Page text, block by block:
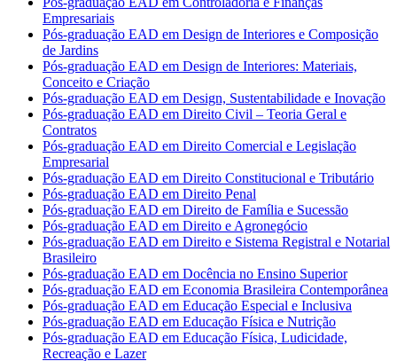
Empresariais
Pós-graduação EAD em Design de Interiores e Composição
de Jardins
Pós-graduação EAD em Design de Interiores: Materiais,
Conceito e Criação
Pós-graduação EAD em Design, Sustentabilidade e Inovação
Pós-graduação EAD em Direito Civil – Teoria Geral e
Contratos
Pós-graduação EAD em Direito Comercial e Legislação
Empresarial
Pós-graduação EAD em Direito Constitucional e Tributário
Pós-graduação EAD em Direito Penal
Pós-graduação EAD em Direito de Família e Sucessão
Pós-graduação EAD em Direito e Agronegócio
Pós-graduação EAD em Direito e Sistema Registral e Notarial
Brasileiro
Pós-graduação EAD em Docência no Ensino Superior
Pós-graduação EAD em Economia Brasileira Contemporânea
Pós-graduação EAD em Educação Especial e Inclusiva
Pós-graduação EAD em Educação Física e Nutrição
Pós-graduação EAD em Educação Física, Ludicidade,
Recreação e Lazer